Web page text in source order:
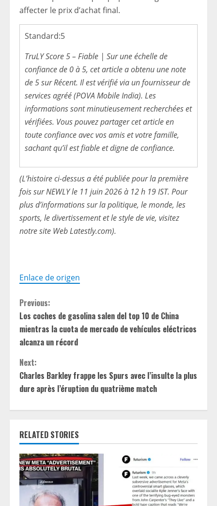
affecter le prix d’achat final.
Standard:5
TruLY Score 5 – Fiable | Sur une échelle de
confiance de 0 à 5, cet article a obtenu une note
de 5 sur Récent. Il est vérifié via un fournisseur de
services agréé (POVA Mobile India). Les
informations sont minutieusement recherchées et
vérifiées. Vous pouvez partager cet article en
toute confiance avec vos amis et votre famille,
sachant qu’il est fiable et digne de confiance.
(L’histoire ci-dessus a été publiée pour la première
fois sur NEWLY le 11 juin 2026 à 12 h 19 IST. Pour
plus d’informations sur la politique, le monde, les
sports, le divertissement et le style de vie, visitez
notre site Web Latestly.com).
Enlace de origen
C
o
n
t
i
n
u
e
R
e
Previous:
Los coches de gasolina salen del top 10 de China
mientras la cuota de mercado de vehículos eléctricos
alcanza un récord
Next:
Charles Barkley frappe les Spurs avec l’insulte la plus
dure après l’éruption du quatrième match
RELATED STORIES